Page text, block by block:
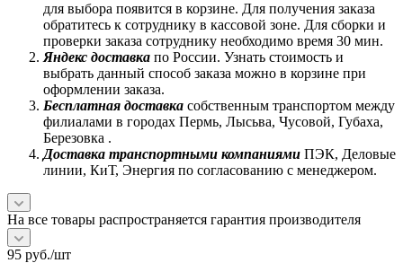
для выбора появится в корзине. Для получения заказа
обратитесь к сотруднику в кассовой зоне. Для сборки и
проверки заказа сотруднику необходимо время 30 мин.
Яндекс доставка по России. Узнать стоимость и
выбрать данный способ заказа можно в корзине при
оформлении заказа.
Бесплатная доставка собственным транспортом между
филиалами в городах Пермь, Лысьва, Чусовой, Губаха,
Березовка .
Доставка транспортными компаниями ПЭК, Деловые
линии, КиТ, Энергия по согласованию с менеджером.
На все товары распространяется гарантия производителя
95 руб./шт